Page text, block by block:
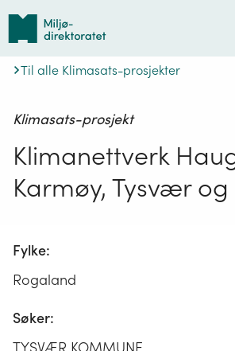
Tilbake
forsiden
Til alle Klimasats-prosjekter
Klimasats-prosjekt
Klimanettverk
Karmøy, Tysvær og
Fylke:
Rogaland
Søker:
TYSVÆR KOMMUNE